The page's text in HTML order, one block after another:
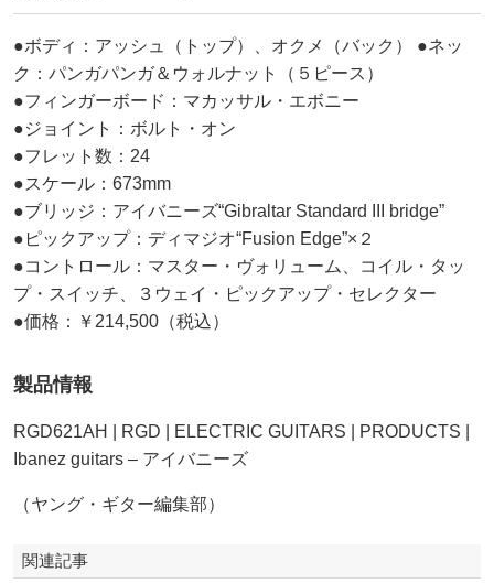
●ボディ：アッシュ（トップ）、オクメ（バック） ●ネッ
ク：パンガパンガ＆ウォルナット（５ピース）
●フィンガーボード：マカッサル・エボニー
●ジョイント：ボルト・オン
●フレット数：24
●スケール：673mm
●ブリッジ：アイバニーズ“Gibraltar Standard III bridge”
●ピックアップ：ディマジオ“Fusion Edge”×２
●コントロール：マスター・ヴォリューム、コイル・タッ
プ・スイッチ、３ウェイ・ピックアップ・セレクター
●価格：￥214,500（税込）
製品情報
RGD621AH | RGD | ELECTRIC GUITARS | PRODUCTS |
Ibanez guitars – アイバニーズ
（ヤング・ギター編集部）
関連記事